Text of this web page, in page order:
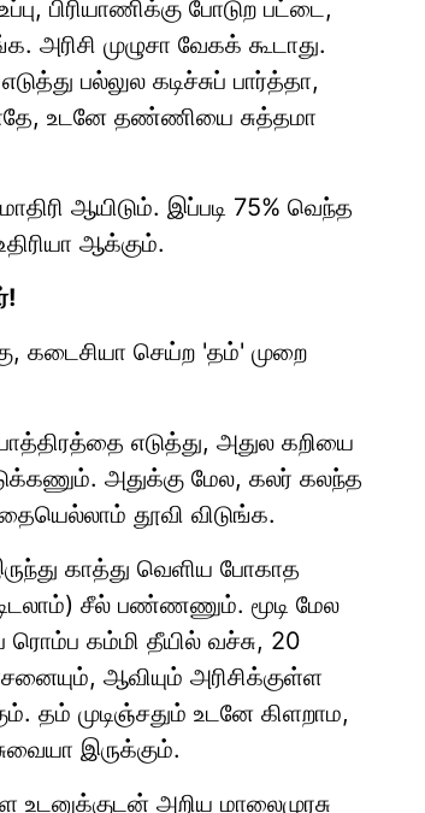
பிரியாணிக்கு போடுற பட்டை,
அரிசி முழுசா வேகக் கூடாது.
பல்லுல கடிச்சுப் பார்த்தா,
உடனே தண்ணியை சுத்தமா
ஆயிடும். இப்படி 75% வெந்த
ஆக்கும்.
கடைசியா செய்ற 'தம்' முறை
எடுத்து, அதுல கறியை
அதுக்கு மேல, கலர் கலந்த
தூவி விடுங்க.
காத்து வெளிய போகாத
சீல் பண்ணணும். மூடி மேல
கம்மி தீயில் வச்சு, 20
ஆவியும் அரிசிக்குள்ள
தம் முடிஞ்சதும் உடனே கிளறாம,
இருக்கும்.
அறிய மாலைமுரசு